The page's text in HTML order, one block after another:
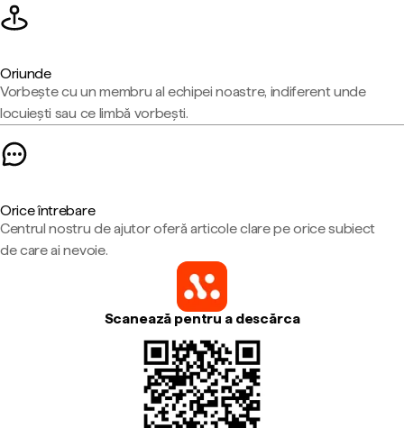
Oriunde
Vorbește cu un membru al echipei noastre, indiferent unde
locuiești sau ce limbă vorbești.
Orice întrebare
Centrul nostru de ajutor oferă articole clare pe orice subiect
de care ai nevoie.
Scanează pentru a descărca